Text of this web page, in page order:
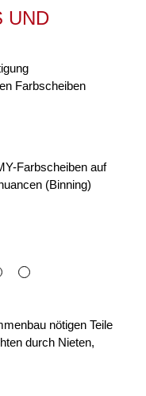
UND
Farbscheiben
Farbscheiben auf
(Binning)
nötigen Teile
durch Nieten,